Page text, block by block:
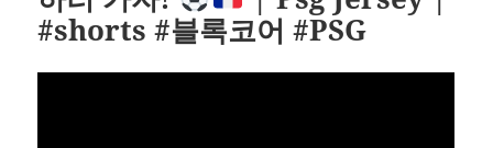
#shorts #블록코어 #PSG